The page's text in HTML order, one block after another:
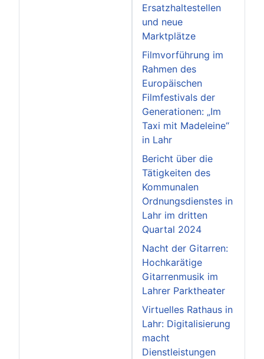
Ersatzhaltestellen
und neue
Marktplätze
Filmvorführung im
Rahmen des
Europäischen
Filmfestivals der
Generationen: „Im
Taxi mit Madeleine“
in Lahr
Bericht über die
Tätigkeiten des
Kommunalen
Ordnungsdienstes in
Lahr im dritten
Quartal 2024
Nacht der Gitarren:
Hochkarätige
Gitarrenmusik im
Lahrer Parktheater
Virtuelles Rathaus in
Lahr: Digitalisierung
macht
Dienstleistungen